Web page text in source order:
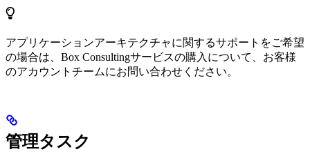
アプリケーションアーキテクチャに関するサポートをご希望
の場合は、Box Consultingサービスの購入について、お客様
のアカウントチームにお問い合わせください。
管理タスク